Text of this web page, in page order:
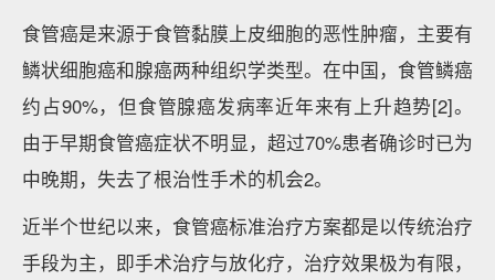
食管癌是来源于食管黏膜上皮细胞的恶性肿瘤，主要有
鳞状细胞癌和腺癌两种组织学类型。在中国，食管鳞癌
约占90%，但食管腺癌发病率近年来有上升趋势[2]。
由于早期食管癌症状不明显，超过70%患者确诊时已为
中晚期，失去了根治性手术的机会2。
近半个世纪以来，食管癌标准治疗方案都是以传统治疗
手段为主，即手术治疗与放化疗，治疗效果极为有限，